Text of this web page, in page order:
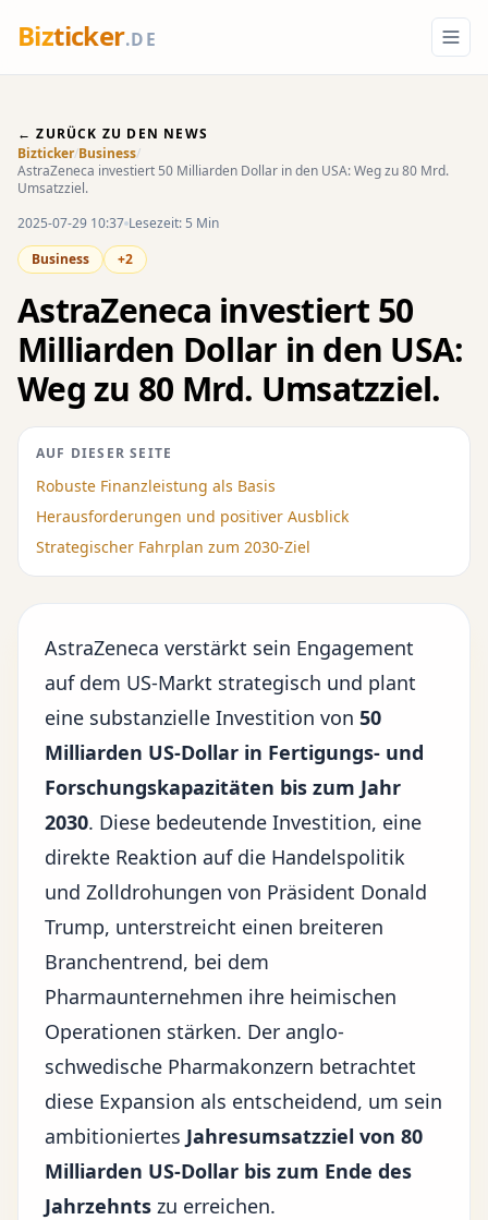
Bizticker.DE
← ZURÜCK ZU DEN NEWS
Bizticker/Business/
AstraZeneca investiert 50 Milliarden Dollar in den USA: Weg zu 80 Mrd.
Umsatzziel.
2025-07-29 10:37 Lesezeit: 5 Min
Business
+2
AstraZeneca investiert 50
Milliarden Dollar in den USA:
Weg zu 80 Mrd. Umsatzziel.
AUF DIESER SEITE
Robuste Finanzleistung als Basis
Herausforderungen und positiver Ausblick
Strategischer Fahrplan zum 2030-Ziel
AstraZeneca verstärkt sein Engagement
auf dem US-Markt strategisch und plant
eine substanzielle Investition von 50
Milliarden US-Dollar in Fertigungs- und
Forschungskapazitäten bis zum Jahr
2030. Diese bedeutende Investition, eine
direkte Reaktion auf die Handelspolitik
und Zolldrohungen von Präsident Donald
Trump, unterstreicht einen breiteren
Branchentrend, bei dem
Pharmaunternehmen ihre heimischen
Operationen stärken. Der anglo-
schwedische Pharmakonzern betrachtet
diese Expansion als entscheidend, um sein
ambitioniertes Jahresumsatzziel von 80
Milliarden US-Dollar bis zum Ende des
Jahrzehnts zu erreichen.